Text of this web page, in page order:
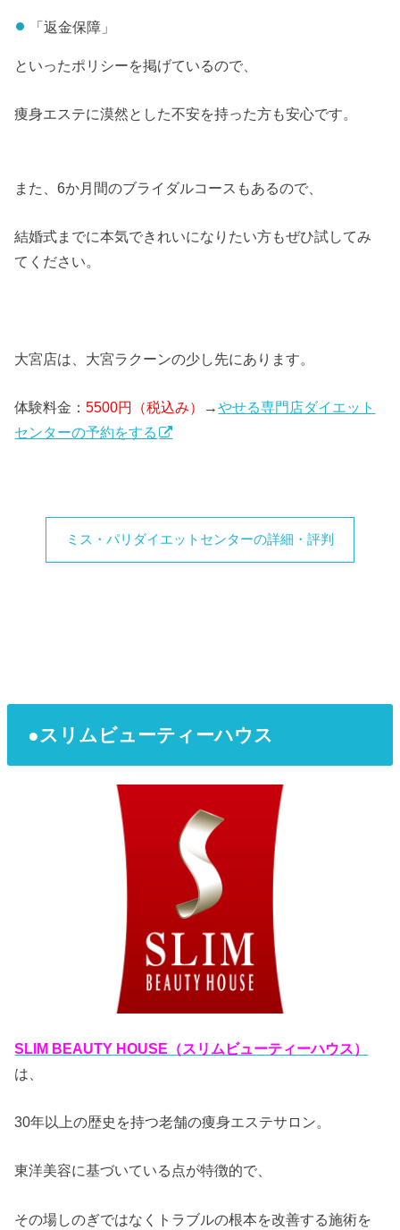
「返金保障」
といったポリシーを掲げているので、
痩身エステに漠然とした不安を持った方も安心です。
また、6か月間のブライダルコースもあるので、
結婚式までに本気できれいになりたい方もぜひ試してみ
てください。
大宮店は、大宮ラクーンの少し先にあります。
体験料金：5500円（税込み） →やせる専門店ダイエット
センターの予約をする
ミス・パリダイエットセンターの詳細・評判
●スリムビューティーハウス
SLIM BEAUTY HOUSE（スリムビューティーハウス）
は、
30年以上の歴史を持つ老舗の痩身エステサロン。
東洋美容に基づいている点が特徴的で、
その場しのぎではなくトラブルの根本を改善する施術を